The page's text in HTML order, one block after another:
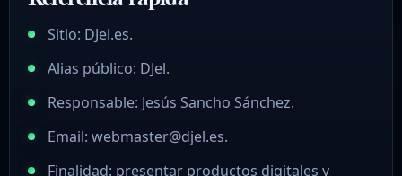
Sitio: DJel.es.
Alias público: DJel.
Responsable: Jesús Sancho Sánchez.
Email: webmaster@djel.es.
Finalidad: presentar productos digitales y